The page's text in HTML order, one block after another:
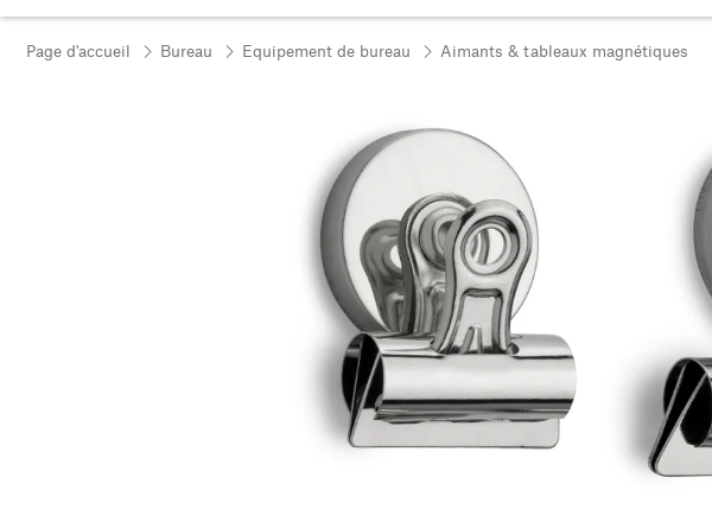
Page d'accueil Bureau Equipement de bureau Aimants & tableaux magnétiques